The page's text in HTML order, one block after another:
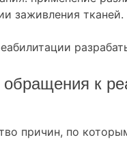
заживления тканей.
к
причин, по